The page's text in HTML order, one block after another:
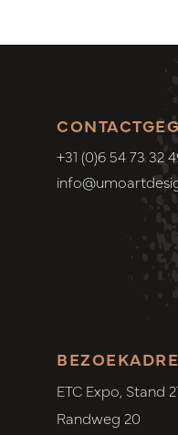
+31 (0)6 54 73 32
ETC Expo, Stand
Randweg 20